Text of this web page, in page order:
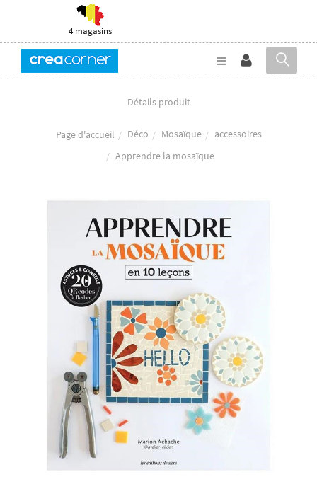
4 magasins
Détails produit
Page d'accueil Déco Mosaïque
accessoires
Apprendre la mosaïque